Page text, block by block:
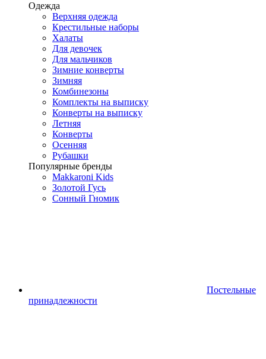
Одежда
Верхняя одежда
Крестильные наборы
Халаты
Для девочек
Для мальчиков
Зимние конверты
Зимняя
Комбинезоны
Комплекты на выписку
Конверты на выписку
Летняя
Конверты
Осенняя
Рубашки
Популярные бренды
Makkaroni Kids
Золотой Гусь
Сонный Гномик
Постельные
принадлежности